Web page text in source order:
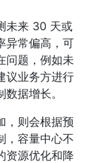
未来 30 天或
异常偏高，可
问题，例如未
议业务方进行
据增长。
，则会根据预
，容量中心不
资源优化和降